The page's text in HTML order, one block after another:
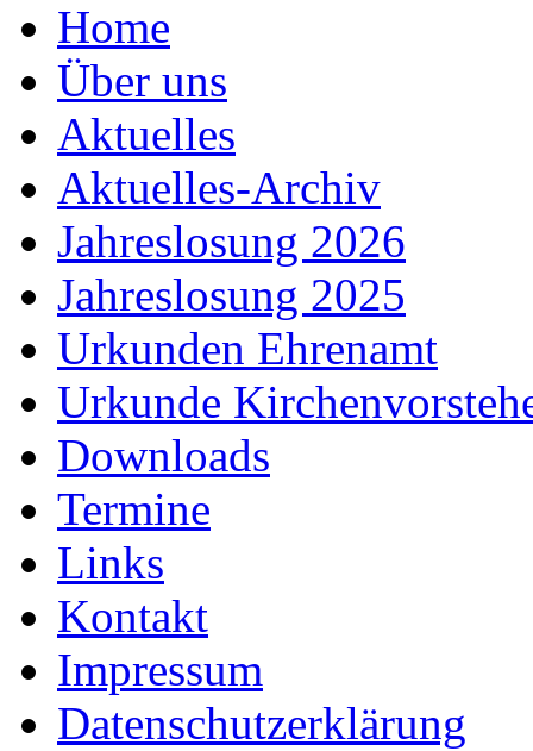
Home
Über uns
Aktuelles
Aktuelles-Archiv
Jahreslosung 2026
Jahreslosung 2025
Urkunden Ehrenamt
Urkunde
Downloads
Termine
Links
Kontakt
Impressum
Datenschutzerklärung